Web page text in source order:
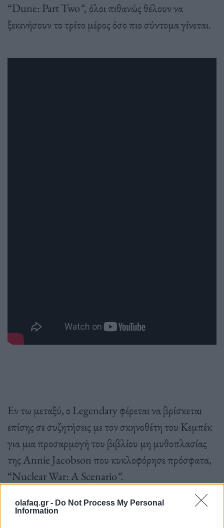
olafaq.gr - Do Not Process My Personal
Information
“Dune: Part Two“, όλοι πιθανώς θέλουν να
ξεκινήσουν το τρίτο μέρος όσο πιο σύντομα γίνεται.
Εν τω μεταξύ, ο Legendary φέρεται να βρίσκεται
επίσης σε συζητήσεις με τον σκηνοθέτη του Κεμπέκ
για μια προσαρμογή του βιβλίου μη μυθοπλασίας
της Annie Jacobson που κυκλοφόρησε πρόσφατα,
“Nuclear War: A Scenario“.